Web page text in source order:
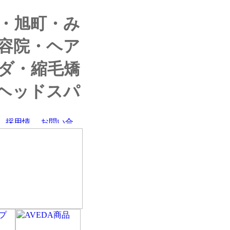
旭町・み
院・ヘア
・縮毛矯
ッドスパ